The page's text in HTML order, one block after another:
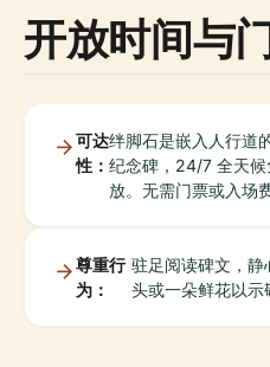
开放时间与
可达
性：
绊脚石是嵌入人行道
纪念碑，24/7 全天候
放。无需门票或入场
尊重行
为：
驻足阅读碑文，
头或一朵鲜花以示